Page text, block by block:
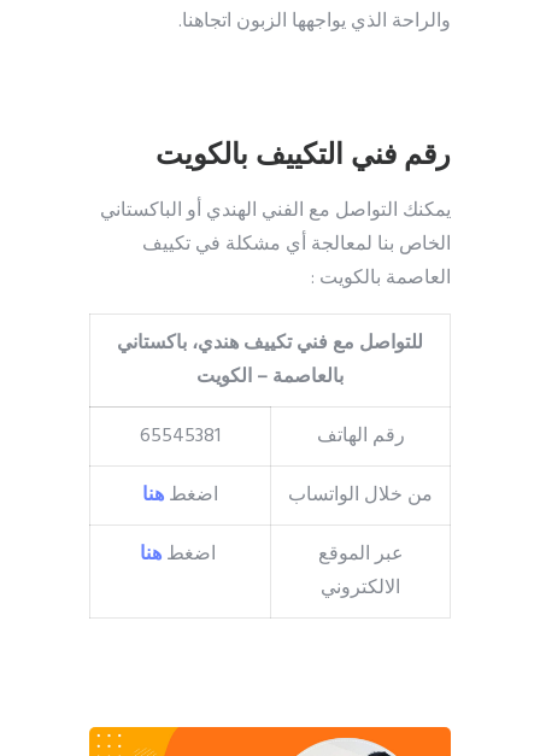
والراحة الذي يواجهها الزبون اتجاهنا.
رقم فني التكييف بالكويت
يمكنك التواصل مع الفني الهندي أو الباكستاني
الخاص بنا لمعالجة أي مشكلة في تكييف
العاصمة بالكويت :
للتواصل مع فني تكييف هندي، باكستاني
بالعاصمة – الكويت
رقم الهاتف
65545381
من خلال الواتساب
اضغطهنا
عبر الموقع
الالكتروني
اضغطهنا